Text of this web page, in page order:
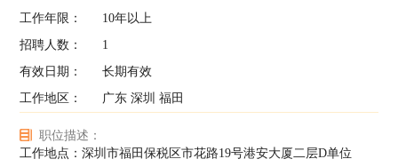
工作年限：
10年以上
招聘人数：
1
有效日期：
长期有效
工作地区：
广东 深圳 福田
职位描述：
工作地点：深圳市福田保税区市花路19号港安大厦二层D单位